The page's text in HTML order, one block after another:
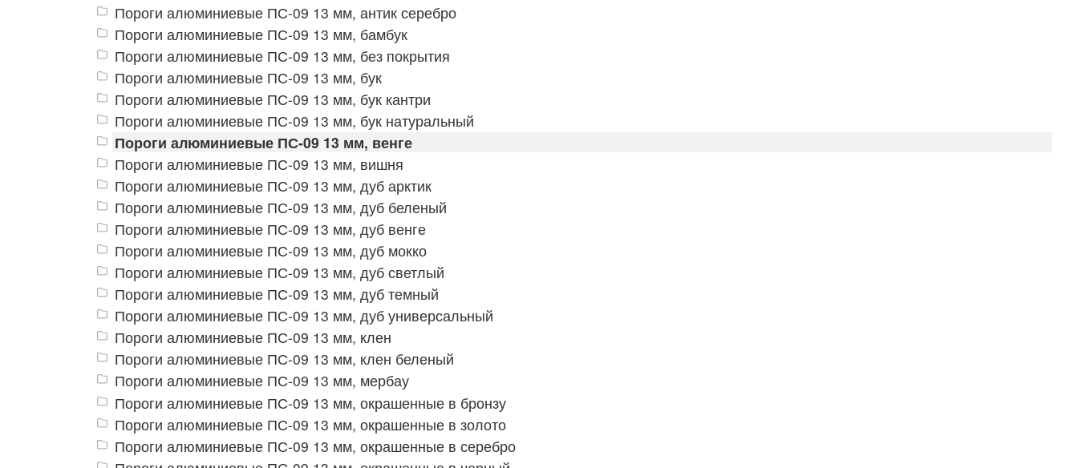
Пороги алюминиевые ПС-09 13 мм, антик серебро
Пороги алюминиевые ПС-09 13 мм, бамбук
Пороги алюминиевые ПС-09 13 мм, без покрытия
Пороги алюминиевые ПС-09 13 мм, бук
Пороги алюминиевые ПС-09 13 мм, бук кантри
Пороги алюминиевые ПС-09 13 мм, бук натуральный
Пороги алюминиевые ПС-09 13 мм, венге
Пороги алюминиевые ПС-09 13 мм, вишня
Пороги алюминиевые ПС-09 13 мм, дуб арктик
Пороги алюминиевые ПС-09 13 мм, дуб беленый
Пороги алюминиевые ПС-09 13 мм, дуб венге
Пороги алюминиевые ПС-09 13 мм, дуб мокко
Пороги алюминиевые ПС-09 13 мм, дуб светлый
Пороги алюминиевые ПС-09 13 мм, дуб темный
Пороги алюминиевые ПС-09 13 мм, дуб универсальный
Пороги алюминиевые ПС-09 13 мм, клен
Пороги алюминиевые ПС-09 13 мм, клен беленый
Пороги алюминиевые ПС-09 13 мм, мербау
Пороги алюминиевые ПС-09 13 мм, окрашенные в бронзу
Пороги алюминиевые ПС-09 13 мм, окрашенные в золото
Пороги алюминиевые ПС-09 13 мм, окрашенные в серебро